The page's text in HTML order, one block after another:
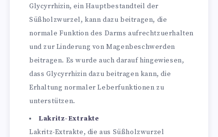
Glycyrrhizin, ein Hauptbestandteil der
Süßholzwurzel, kann dazu beitragen, die
normale Funktion des Darms aufrechtzuerhalten
und zur Linderung von Magenbeschwerden
beitragen. Es wurde auch darauf hingewiesen,
dass Glycyrrhizin dazu beitragen kann, die
Erhaltung normaler Leberfunktionen zu
unterstützen.
Lakritz-Extrakte
Lakritz-Extrakte, die aus Süßholzwurzel